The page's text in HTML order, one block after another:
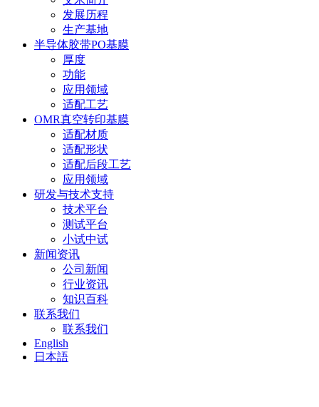
发展历程
生产基地
半导体胶带PO基膜
厚度
功能
应用领域
适配工艺
OMR真空转印基膜
适配材质
适配形状
适配后段工艺
应用领域
研发与技术支持
技术平台
测试平台
小试中试
新闻资讯
公司新闻
行业资讯
知识百科
联系我们
联系我们
English
日本語